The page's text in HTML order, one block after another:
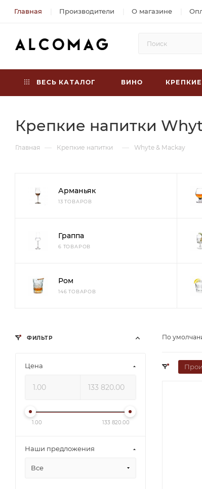
Главная Производители О магазине
ВЕСЬ КАТАЛОГ ВИНО
Крепкие напитки
Главная — Крепкие напитки — Whyte & Mackay
Арманьяк
13 ТОВАРОВ
Граппа
6 ТОВАРОВ
Ром
146 ТОВАРОВ
По
ФИЛЬТР
Цена
1.00 133 820.00
Наши предложения
Все